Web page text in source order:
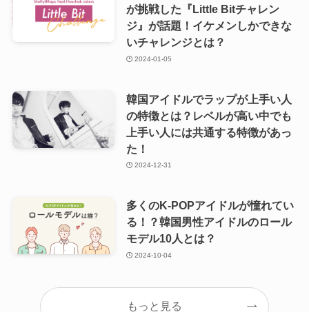
が挑戦した『Little Bitチャレン
ジ』が話題！イケメンしかできな
いチャレンジとは？
2024-01-05
韓国アイドルでラップが上手い人
の特徴とは？レベルが高い中でも
上手い人には共通する特徴があっ
た！
2024-12-31
多くのK-POPアイドルが憧れてい
る！？韓国男性アイドルのロール
モデル10人とは？
2024-10-04
もっと見る